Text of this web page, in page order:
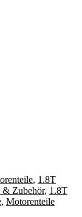
, 1.8T
& Zubehör, 1.8T
, Motorenteile